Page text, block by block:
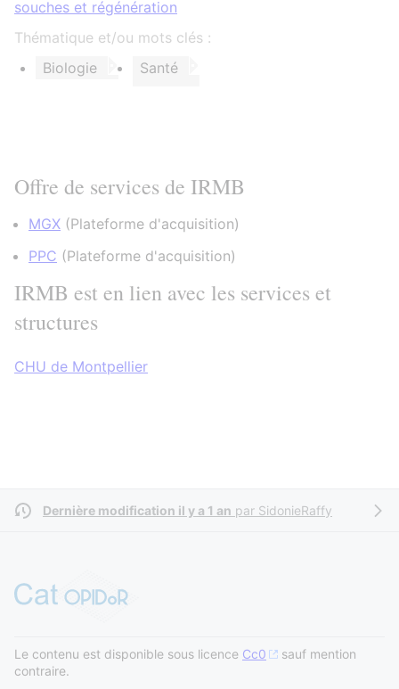
souches et régénération
Thématique et/ou mots clés :
Biologie
Santé
Offre de services de IRMB
MGX (Plateforme d'acquisition)
PPC (Plateforme d'acquisition)
IRMB est en lien avec les services et
structures
CHU de Montpellier
Dernière modification il y a 1 an par SidonieRaffy
Le contenu est disponible sous licence Cc0
sauf mention
contraire.